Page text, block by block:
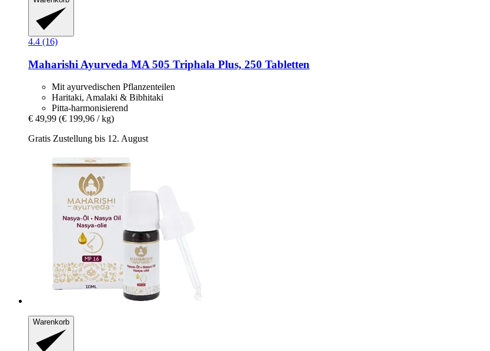
4.4 (16)
Maharishi Ayurveda MA 505 Triphala Plus, 250 Tabletten
Mit ayurvedischen Pflanzenteilen
Haritaki, Amalaki & Bibhitaki
Pitta-harmonisierend
€ 49,99 (€ 199,96 / kg)
Gratis Zustellung bis 12. August
Warenkorb